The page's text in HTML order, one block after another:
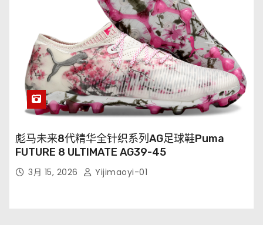
彪马未来8代精华全针织系列AG足球鞋Puma
FUTURE 8 ULTIMATE AG39-45
3月 15, 2026 Yijimaoyi-01